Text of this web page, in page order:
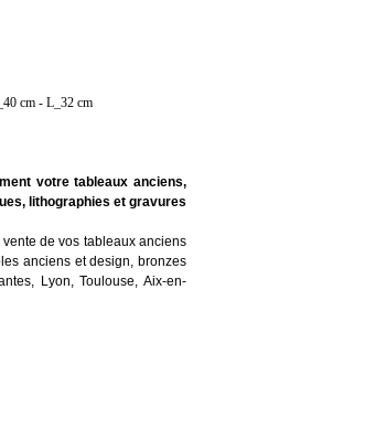
cm - L_32 cm
votre tableaux anciens,
lithographies et gravures
vente de vos tableaux anciens
anciens et design, bronzes
Lyon, Toulouse, Aix-en-